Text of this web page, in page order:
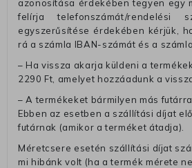
azonosítása érdekében tegyen egy
felírja telefonszámát/rendelési
egyszerűsítése érdekében kérjük,
rá a számla IBAN-számát és a
– Ha vissza akarja küldeni a
2290 Ft, amelyet hozzáadunk a
– A termékeket bármilyen más
Ebben az esetben a szállítási díjat
futárnak (amikor a terméket átadja).
Méretcsere esetén szállítási díjat
mi hibánk volt (ha a termék mérete